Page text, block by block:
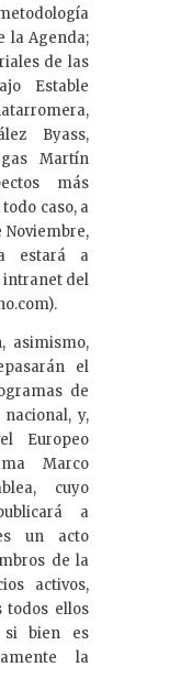
la Agenda;
de las
Estable
Byass,
Martín
más
caso, a
estará a
intranet del
asimismo,
el
de
y,
Europeo
Marco
cuyo
a
un acto
de la
activos,
todos ellos
si bien es
la